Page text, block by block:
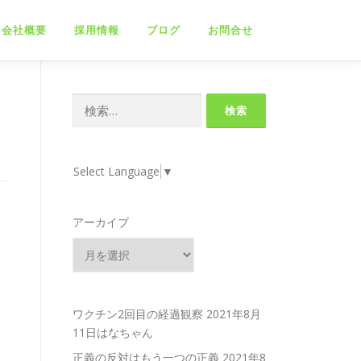
会社概要 採用情報 ブログ お問合せ
Select Language ▼
アーカイブ
ワクチン2回目の経過観察 2021年8月
11日はなちゃん
正義の反対はもう一つの正義 2021年8